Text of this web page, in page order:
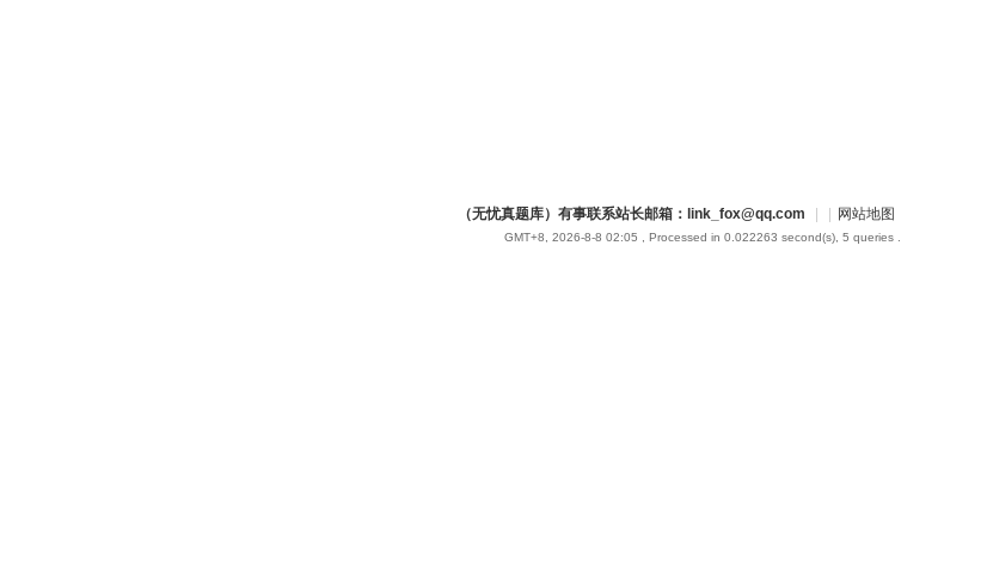
（无忧真题库）有事联系站长邮箱：link_fox@qq.com 网站地图
GMT+8, 2026-8-8 02:05 , Processed in 0.022263 second(s), 5 queries .